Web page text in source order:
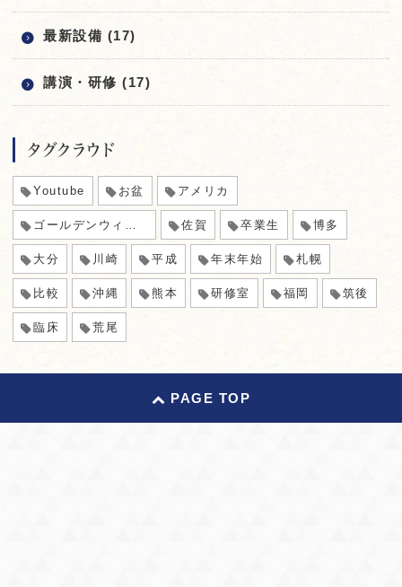
最新設備 (17)
講演・研修 (17)
タグクラウド
Youtube お盆 アメリカ
ゴールデンウィーク 佐賀 卒業生 博多
大分 川崎 平成 年末年始 札幌
比較 沖縄 熊本 研修室 福岡 筑後
臨床 荒尾
PAGE TOP